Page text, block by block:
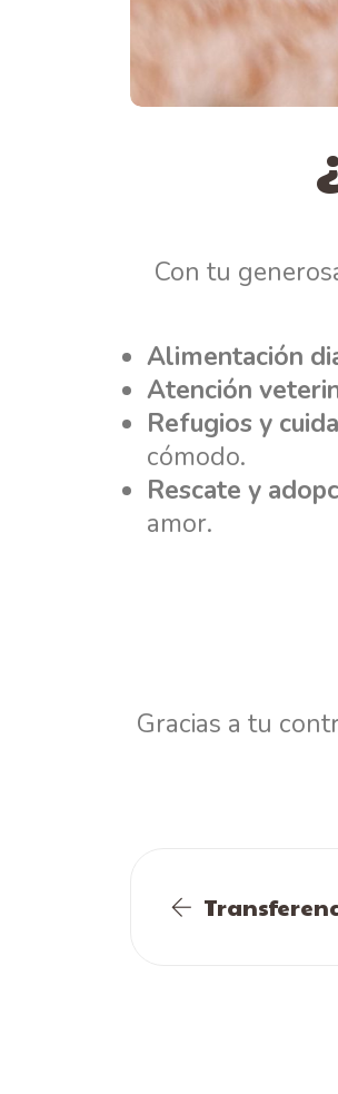
Con tu
Alimentación
Atención
Refugios y
cómodo.
Rescate y
amor.
Gracias a tu